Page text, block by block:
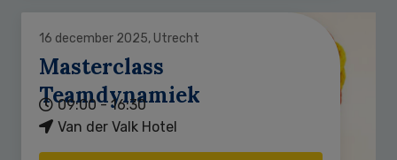
16 december 2025, Utrecht
Masterclass
Teamdynamiek
09:00 - 16:30
Van der Valk Hotel